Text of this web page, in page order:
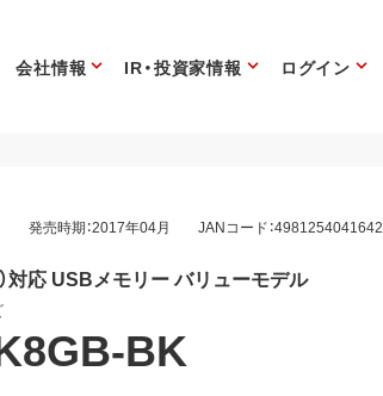
会社情報 IR・投資家情報 ログイン
発売時期：2017年04月 JANコード：4981254041642
対応 USBメモリー バリューモデル
BK